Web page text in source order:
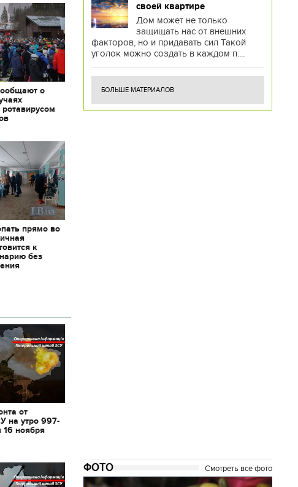
о
прямо во
к
без
от
на утро 997-
16 ноября
своей квартире
Дом может не только
защищать нас от внешних
факторов, но и придавать сил Такой
уголок можно создать в каждом п....
БОЛЬШЕ МАТЕРИАЛОВ
ФОТО Смотреть все фото